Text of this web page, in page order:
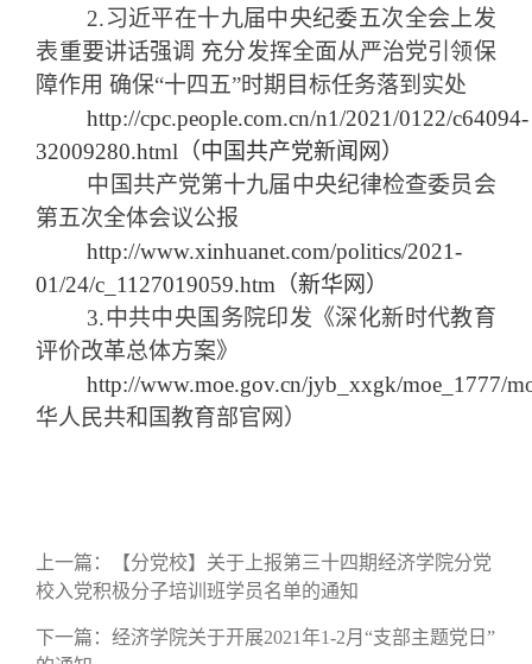
2.习近平在十九届中央纪委五次全会上发
表重要讲话强调 充分发挥全面从严治党引领保
障作用 确保“十四五”时期目标任务落到实处
http://cpc.people.com.cn/n1/2021/0122/c64094-
32009280.html（中国共产党新闻网）
中国共产党第十九届中央纪律检查委员会
第五次全体会议公报
http://www.xinhuanet.com/politics/2021-
01/24/c_1127019059.htm（新华网）
3.中共中央国务院印发《深化新时代教育
评价改革总体方案》
http://www.moe.gov.cn/jyb_xxgk/moe_1777/
华人民共和国教育部官网）
上一篇：
【分党校】关于上报第三十四期经济学院分党
校入党积极分子培训班学员名单的通知
下一篇：经济学院关于开展2021年1-2月“支部主题党日”